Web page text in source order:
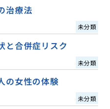
治療法
未分類
と合併症リスク
未分類
の女性の体験
未分類